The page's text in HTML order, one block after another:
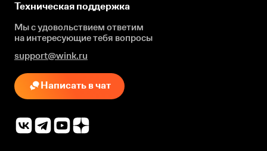
Техническая поддержка
Мы с удовольствием ответим
на интересующиетебя вопросы
support@wink.ru
Написать в чат